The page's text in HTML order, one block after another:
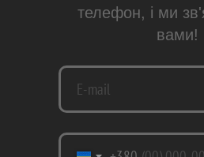
телефон, і ми
вами!